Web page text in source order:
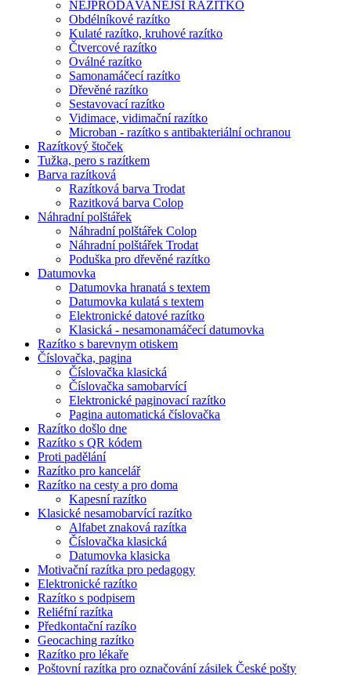
NEJPRODÁVANĚJŠÍ RAZÍTKO
Obdélníkové razítko
Kulaté razítko, kruhové razítko
Čtvercové razítko
Oválné razítko
Samonamáčecí razítko
Dřevěné razítko
Sestavovací razítko
Vidimace, vidimační razítko
Microban - razítko s antibakteriální ochranou
Razítkový štoček
Tužka, pero s razítkem
Barva razítková
Razítková barva Trodat
Razitková barva Colop
Náhradní polštářek
Náhradní polštářek Colop
Náhradní polštářek Trodat
Poduška pro dřevěné razítko
Datumovka
Datumovka hranatá s textem
Datumovka kulatá s textem
Elektronické datové razítko
Klasická - nesamonamáčecí datumovka
Razítko s barevnym otiskem
Číslovačka, pagina
Číslovačka klasická
Číslovačka samobarvící
Elektronické paginovací razítko
Pagina automatická číslovačka
Razítko došlo dne
Razítko s QR kódem
Proti padělání
Razítko pro kancelář
Razítko na cesty a pro doma
Kapesní razítko
Klasické nesamobarvící razítko
Alfabet znaková razítka
Číslovačka klasická
Datumovka klasicka
Motivační razítka pro pedagogy
Elektronické razítko
Razítko s podpisem
Reliéfní razítka
Předkontační razíko
Geocaching razítko
Razítko pro lékaře
Poštovní razítka pro označování zásilek České pošty